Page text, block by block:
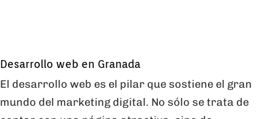
Desarrollo web en Granada
El desarrollo web es el pilar que sostiene el gran
mundo del marketing digital. No sólo se trata de